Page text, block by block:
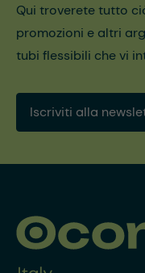
Qui troverete tutto
promozioni e altri
tubi flessibili che vi
Iscriviti alla